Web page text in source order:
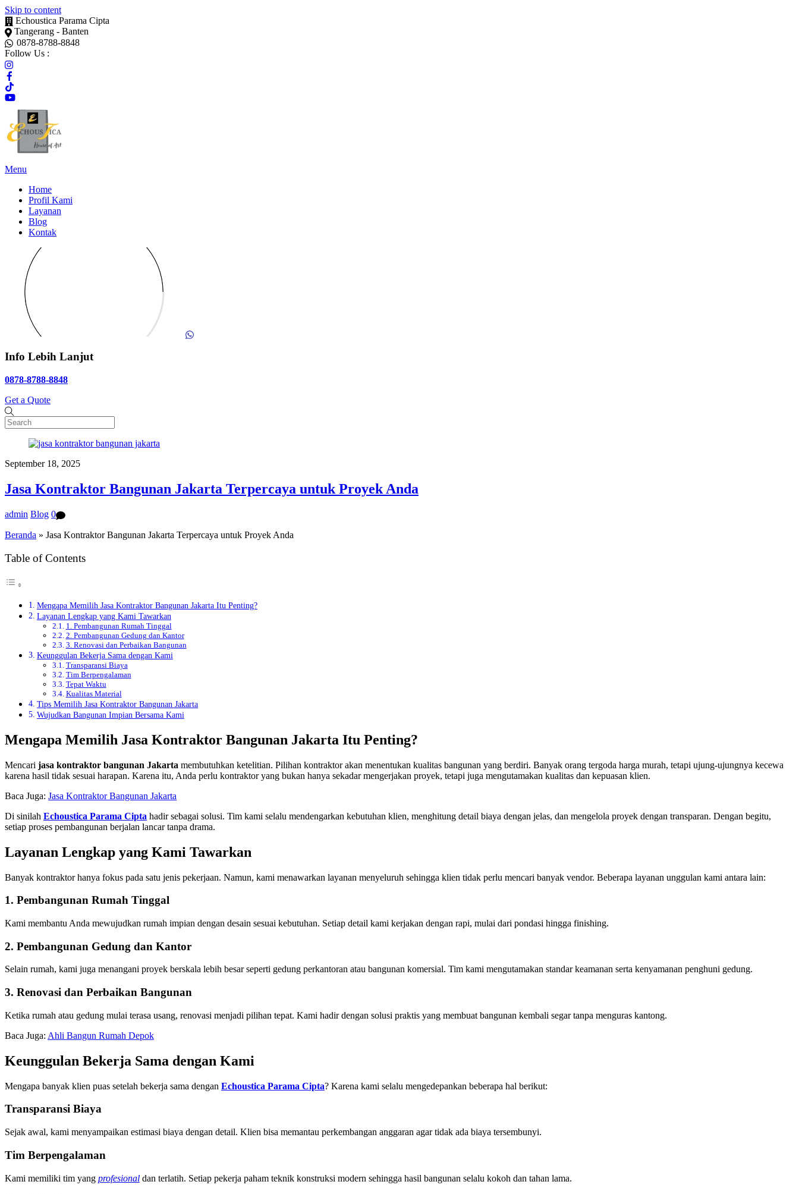
Skip to content
Echoustica Parama Cipta
Tangerang - Banten
0878-8788-8848
Follow Us :
Menu
Home
Profil Kami
Layanan
Blog
Kontak
Info Lebih Lanjut
0878-8788-8848
Get a Quote
September 18, 2025
Jasa Kontraktor Bangunan Jakarta Terpercaya untuk Proyek Anda
admin Blog 0
Beranda » Jasa Kontraktor Bangunan Jakarta Terpercaya untuk Proyek Anda
Table of Contents
Mengapa Memilih Jasa Kontraktor Bangunan Jakarta Itu Penting?
Layanan Lengkap yang Kami Tawarkan
1. Pembangunan Rumah Tinggal
2. Pembangunan Gedung dan Kantor
3. Renovasi dan Perbaikan Bangunan
Keunggulan Bekerja Sama dengan Kami
Transparansi Biaya
Tim Berpengalaman
Tepat Waktu
Kualitas Material
Tips Memilih Jasa Kontraktor Bangunan Jakarta
Wujudkan Bangunan Impian Bersama Kami
Mengapa Memilih Jasa Kontraktor Bangunan Jakarta Itu Penting?
Mencari jasa kontraktor bangunan Jakarta membutuhkan ketelitian. Pilihan kontraktor akan menentukan kualitas bangunan yang berdiri. Banyak orang tergoda harga murah, tetapi ujung-ujungnya kecewa
karena hasil tidak sesuai harapan. Karena itu, Anda perlu kontraktor yang bukan hanya sekadar mengerjakan proyek, tetapi juga mengutamakan kualitas dan kepuasan klien.
Baca Juga: Jasa Kontraktor Bangunan Jakarta
Di sinilah Echoustica Parama Cipta hadir sebagai solusi. Tim kami selalu mendengarkan kebutuhan klien, menghitung detail biaya dengan jelas, dan mengelola proyek dengan transparan. Dengan begitu,
setiap proses pembangunan berjalan lancar tanpa drama.
Layanan Lengkap yang Kami Tawarkan
Banyak kontraktor hanya fokus pada satu jenis pekerjaan. Namun, kami menawarkan layanan menyeluruh sehingga klien tidak perlu mencari banyak vendor. Beberapa layanan unggulan kami antara lain:
1. Pembangunan Rumah Tinggal
Kami membantu Anda mewujudkan rumah impian dengan desain sesuai kebutuhan. Setiap detail kami kerjakan dengan rapi, mulai dari pondasi hingga finishing.
2. Pembangunan Gedung dan Kantor
Selain rumah, kami juga menangani proyek berskala lebih besar seperti gedung perkantoran atau bangunan komersial. Tim kami mengutamakan standar keamanan serta kenyamanan penghuni gedung.
3. Renovasi dan Perbaikan Bangunan
Ketika rumah atau gedung mulai terasa usang, renovasi menjadi pilihan tepat. Kami hadir dengan solusi praktis yang membuat bangunan kembali segar tanpa menguras kantong.
Baca Juga: Ahli Bangun Rumah Depok
Keunggulan Bekerja Sama dengan Kami
Mengapa banyak klien puas setelah bekerja sama dengan Echoustica Parama Cipta? Karena kami selalu mengedepankan beberapa hal berikut:
Transparansi Biaya
Sejak awal, kami menyampaikan estimasi biaya dengan detail. Klien bisa memantau perkembangan anggaran agar tidak ada biaya tersembunyi.
Tim Berpengalaman
Kami memiliki tim yang profesional dan terlatih. Setiap pekerja paham teknik konstruksi modern sehingga hasil bangunan selalu kokoh dan tahan lama.